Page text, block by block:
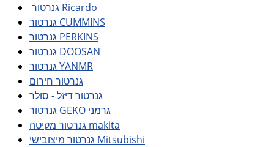
גנרטור Ricardo
גנרטור CUMMINS
גנרטור PERKINS
גנרטור DOOSAN
גנרטור YANMR
גנרטור חירום
גנרטור דיזל - סולר
גנרטור GEKO גרמני
גנרטור מקיטה makita
גנרטור מיצובישי Mitsubishi